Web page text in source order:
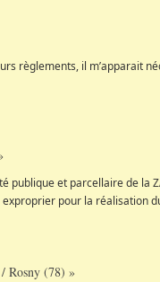
règlements, il
publique et parcellaire de
pour la réalisation
Rosny (78) »